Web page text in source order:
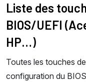
Liste des
BIOS/UEFI
HP…)
Toutes les touches
configuration du